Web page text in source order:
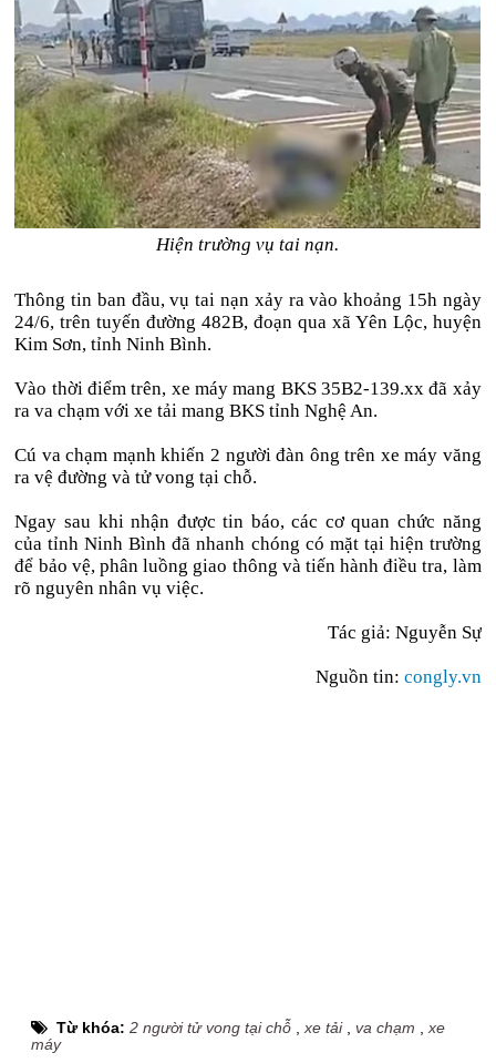
Hiện trường vụ tai nạn.
Thông tin ban đầu, vụ tai nạn xảy ra vào khoảng 15h ngày
24/6, trên tuyến đường 482B, đoạn qua xã Yên Lộc, huyện
Kim Sơn, tỉnh Ninh Bình.
Vào thời điểm trên, xe máy mang BKS 35B2-139.xx đã xảy
ra va chạm với xe tải mang BKS tỉnh Nghệ An.
Cú va chạm mạnh khiến 2 người đàn ông trên xe máy văng
ra vệ đường và tử vong tại chỗ.
Ngay sau khi nhận được tin báo, các cơ quan chức năng
của tỉnh Ninh Bình đã nhanh chóng có mặt tại hiện trường
để bảo vệ, phân luồng giao thông và tiến hành điều tra, làm
rõ nguyên nhân vụ việc.
Tác giả: Nguyễn Sự
Nguồn tin: congly.vn
Từ khóa:2 người tử vong tại chỗ ,xe tải,va chạm ,xe
máy